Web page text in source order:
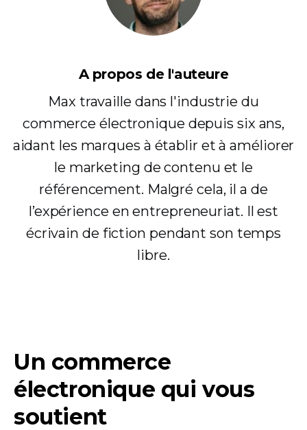
A propos de l'auteure
Max travaille dans l'industrie du
commerce électronique depuis six ans,
aidant les marques à établir et à améliorer
le marketing de contenu et le
référencement. Malgré cela, il a de
l’expérience en entrepreneuriat. Il est
écrivain de fiction pendant son temps
libre.
Un commerce
électronique qui vous
soutient